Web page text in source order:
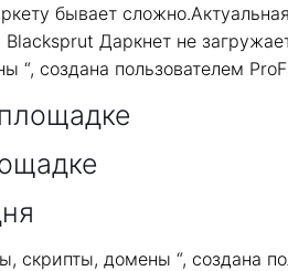
бывает
Даркнет не
“, создана пользователем
скрипты, домены “, создана